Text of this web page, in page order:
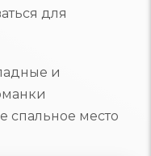
для
и
спальное место